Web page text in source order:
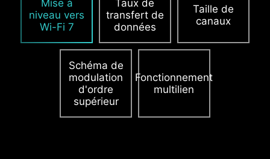
Mise à
niveau vers
Wi-Fi 7
Taux de
transfert de
données
Taille de
canaux
Schéma de
modulation
d'ordre
supérieur
Fonctionnement
multilien
supplémentaire fournit une alimentation dédiée
aux cartes graphiques les plus exigeantes,
utilisées notamment pour l'IA et le gaming. Il
assure des performances stables, efficaces et
soutenues. En savoir plus sur les châssis
compatibles.